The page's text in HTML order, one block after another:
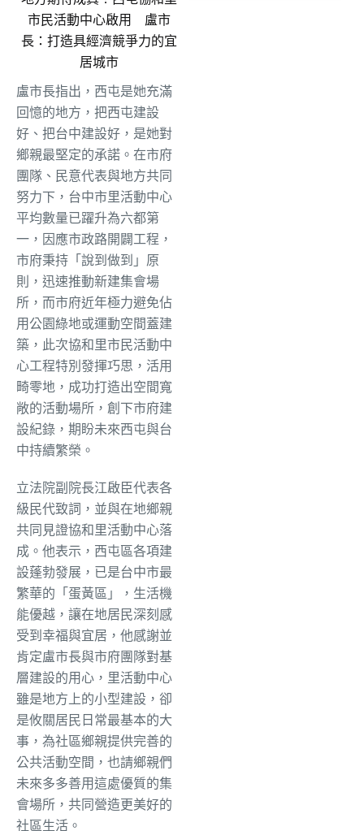
市民活動中心啟用 盧市
長：打造具經濟競爭力的宜
居城市
盧市長指出，西屯是她充滿
回憶的地方，把西屯建設
好、把台中建設好，是她對
鄉親最堅定的承諾。在市府
團隊、民意代表與地方共同
努力下，台中市里活動中心
平均數量已躍升為六都第
一，因應市政路開闢工程，
市府秉持「說到做到」原
則，迅速推動新建集會場
所，而市府近年極力避免佔
用公園綠地或運動空間蓋建
築，此次協和里市民活動中
心工程特別發揮巧思，活用
畸零地，成功打造出空間寬
敞的活動場所，創下市府建
設紀錄，期盼未來西屯與台
中持續繁榮。
立法院副院長江啟臣代表各
級民代致詞，並與在地鄉親
共同見證協和里活動中心落
成。他表示，西屯區各項建
設蓬勃發展，已是台中市最
繁華的「蛋黃區」，生活機
能優越，讓在地居民深刻感
受到幸福與宜居，他感謝並
肯定盧市長與市府團隊對基
層建設的用心，里活動中心
雖是地方上的小型建設，卻
是攸關居民日常最基本的大
事，為社區鄉親提供完善的
公共活動空間，也請鄉親們
未來多多善用這處優質的集
會場所，共同營造更美好的
社區生活。